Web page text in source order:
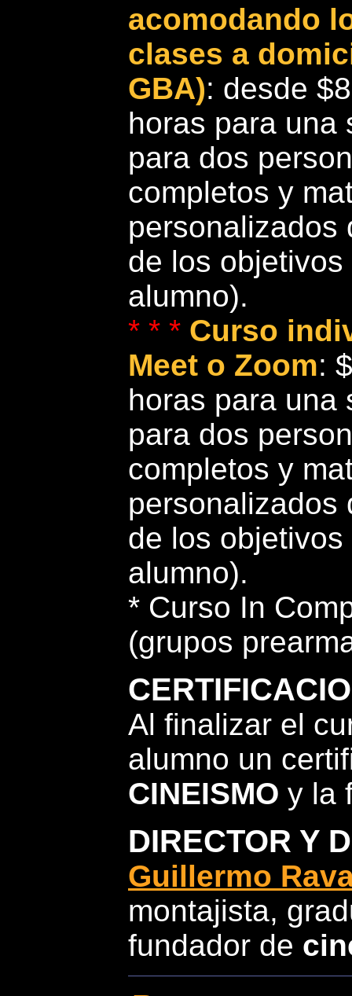
acomodando
clases a
GBA): desde
horas para una
para dos
completos y
personalizados
de los
alumno).
* * * Curso
Meet o Zoom:
horas para una
para dos
completos y
personalizados
de los
alumno).
* Curso In
(grupos
Al finalizar el
alumno un
CINEISMO y la
DIRECTOR Y
Guillermo
montajista,
fundador de